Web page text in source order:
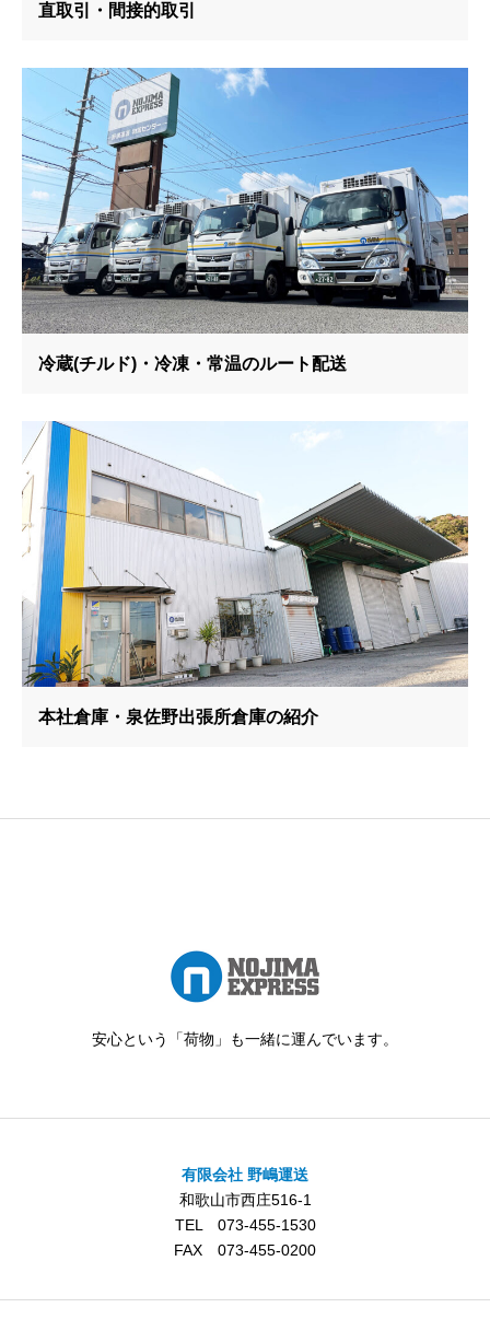
直取引・間接的取引
冷蔵(チルド)・冷凍・常温のルート配送
本社倉庫・泉佐野出張所倉庫の紹介
安心という「荷物」も一緒に運んでいます。
有限会社 野嶋運送
和歌山市西庄516-1
TEL 073-455-1530
FAX 073-455-0200